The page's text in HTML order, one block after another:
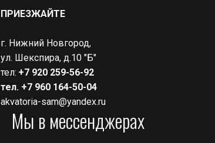
ПРИЕЗЖАЙТЕ
г. Нижний Новгород,
ул. Шекспира, д.10 "Б"
тел: +7 920 259-56-92
тел. +7 960 164-50-04
akvatoria-sam@yandex.ru
Мы в мессенджерах